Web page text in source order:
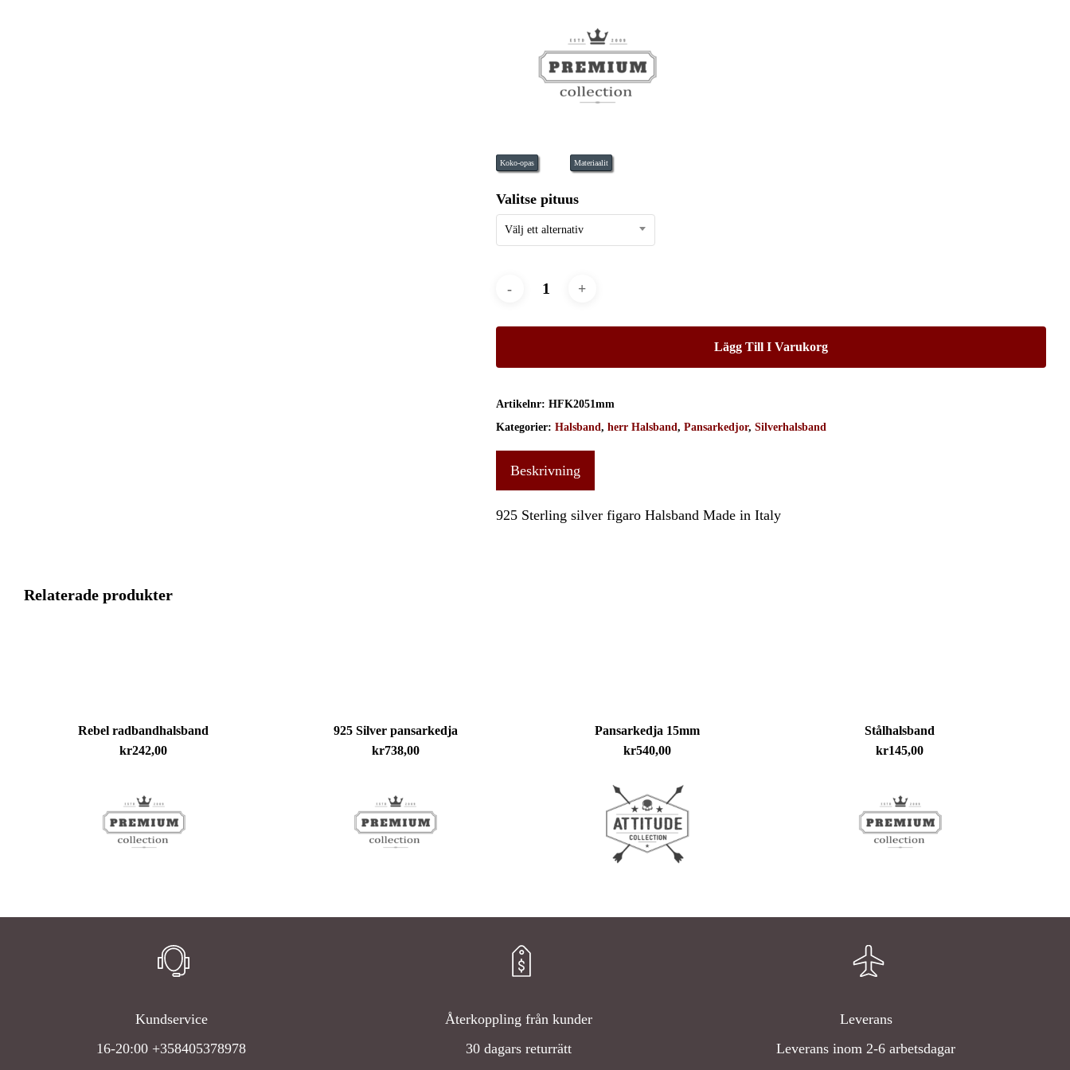
Koko-opas Materiaalit
Valitse pituus
Välj ett alternativ
Lägg Till I Varukorg
Artikelnr: HFK2051mm
Kategorier: Halsband, herr Halsband, Pansarkedjor, Silverhalsband
Beskrivning
925 Sterling silver figaro Halsband Made in Italy
Relaterade produkter
Rebel radbandhalsband
kr242,00
925 Silver pansarkedja
kr738,00
Den
produkten
har
flera
produktsidan
Pansarkedja 15mm
kr540,00
Stålhalsband
kr145,00
Kundservice
16-20:00 +358405378978
Återkoppling från kunder
30 dagars returrätt
Leverans
Leverans inom 2-6 arbetsdagar